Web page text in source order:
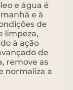
e água é
e à
de
limpeza,
à ação
de
remove as
normaliza a